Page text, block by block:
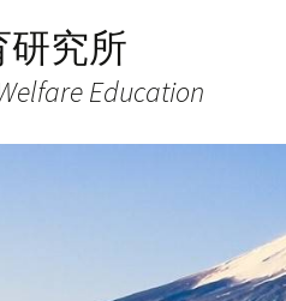
研究所
Education